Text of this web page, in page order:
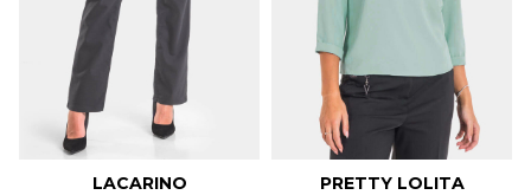
LACARINO PRETTY LOLITA